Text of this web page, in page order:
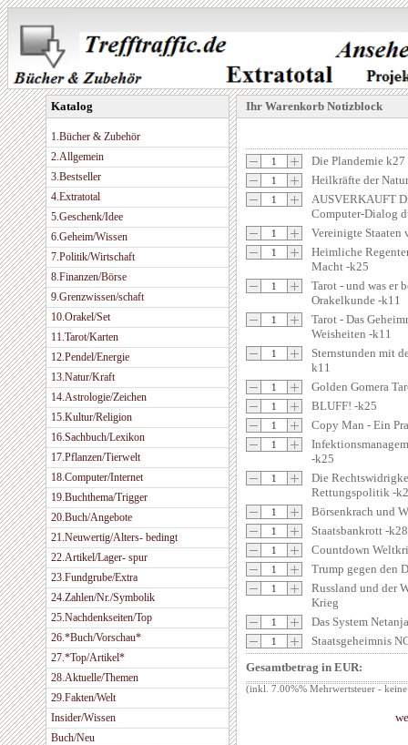
Katalog
1.Bücher & Zubehör
2.Allgemein
3.Bestseller
4.Extratotal
5.Geschenk/Idee
6.Geheim/Wissen
7.Politik/Wirtschaft
8.Finanzen/Börse
9.Grenzwissen/schaft
10.Orakel/Set
11.Tarot/Karten
12.Pendel/Energie
13.Natur/Kraft
14.Astrologie/Zeichen
15.Kultur/Religion
16.Sachbuch/Lexikon
17.Pflanzen/Tierwelt
18.Computer/Internet
19.Buchthema/Trigger
20.Buch/Angebote
21.Neuwertig/Alters- bedingt
22.Artikel/Lager- spur
23.Fundgrube/Extra
24.Zahlen/Nr./Symbolik
25.Nachdenkseiten/Top
26.*Buch/Vorschau*
27.*Top/Artikel*
28.Aktuelle/Themen
29.Fakten/Welt
Insider/Wissen
Buch/Neu
Ihr Warenkorb Notizblock
Die Plandemie k27
Heilkräfte der
AUSVERKAUFT
Computer-Dialog
Vereinigte Staaten
Heimliche
Macht -k25
Tarot - und was er
Orakelkunde -k11
Tarot - Das
Weisheiten -k11
Sternstunden mit
k11
Golden Gomera
BLUFF! -k25
Copy Man - Ein
-k25
Die
Rettungspolitik -
Börsenkrach und
Staatsbankrott -k28
Countdown
Trump gegen den
Russland und der
Krieg
Das System
Staatsgeheimnis
Gesamtbetrag in EUR:
(inkl. 7.00%% Mehrwertsteuer - keine